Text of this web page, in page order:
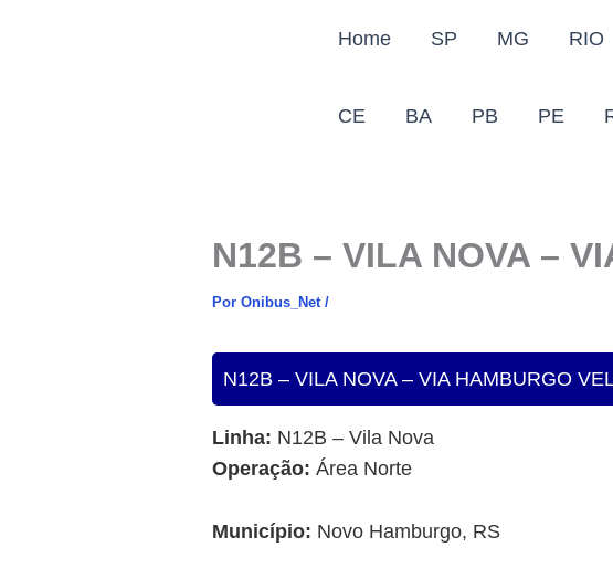
Home SP MG RIO
CE BA PB PE
N12B – VILA NOVA –
Por Onibus_Net /
N12B – VILA NOVA – VIA HAMBURGO
Linha: N12B – Vila Nova
Operação: Área Norte
Município: Novo Hamburgo, RS